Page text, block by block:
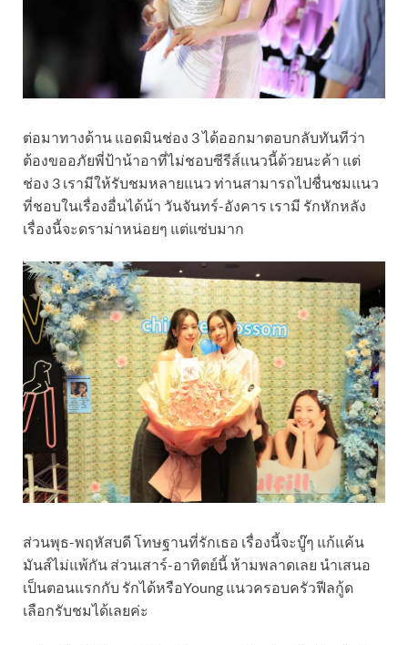
ต่อมาทางด้าน แอดมินช่อง 3 ได้ออกมาตอบกลับทันทีว่า
ต้องขออภัยพี่ป้าน้าอาที่ไม่ชอบซีรีส์แนวนี้ด้วยนะค้า แต่
ช่อง 3 เรามีให้รับชมหลายแนว ท่านสามารถไปชื่นชมแนว
ที่ชอบในเรื่องอื่นได้น้า วันจันทร์-อังคาร เรามี รักหักหลัง
เรื่องนี้จะดราม่าหน่อยๆ แต่แซ่บมาก
ส่วนพุธ-พฤหัสบดี โทษฐานที่รักเธอ เรื่องนี้จะบู๊ๆ แก้แค้น
มันส์ไม่แพ้กัน ส่วนเสาร์-อาทิตย์นี้ ห้ามพลาดเลย นำเสนอ
เป็นตอนแรกกับ รักได้หรือYoung แนวครอบครัวฟีลกู้ด
เลือกรับชมได้เลยค่ะ